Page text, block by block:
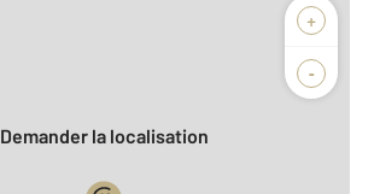
+
-
Biens vendus
Demander la localisation